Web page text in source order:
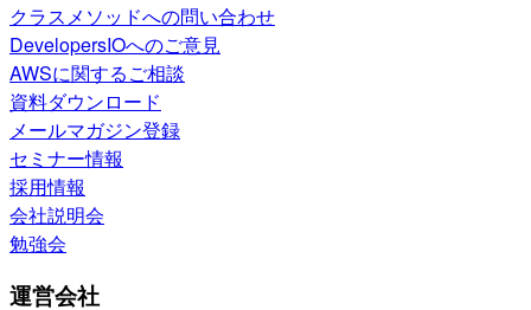
クラスメソッドへの問い合わせ
DevelopersIOへのご意見
AWSに関するご相談
資料ダウンロード
メールマガジン登録
セミナー情報
採用情報
会社説明会
勉強会
運営会社